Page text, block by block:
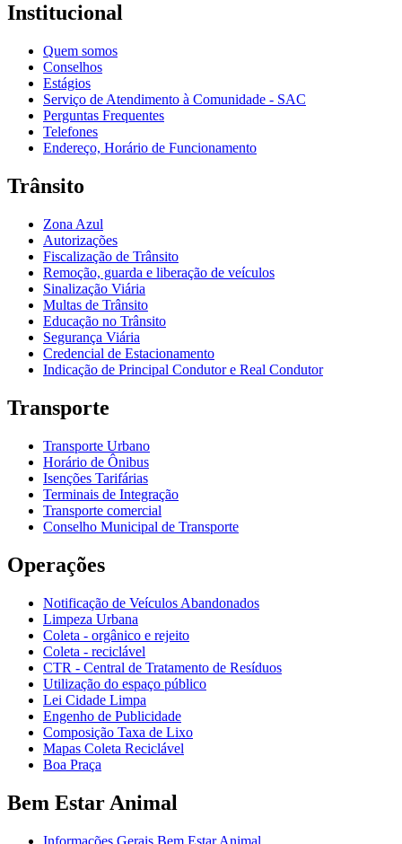
Institucional
Quem somos
Conselhos
Estágios
Serviço de Atendimento à Comunidade - SAC
Perguntas Frequentes
Telefones
Endereço, Horário de Funcionamento
Trânsito
Zona Azul
Autorizações
Fiscalização de Trânsito
Remoção, guarda e liberação de veículos
Sinalização Viária
Multas de Trânsito
Educação no Trânsito
Segurança Viária
Credencial de Estacionamento
Indicação de Principal Condutor e Real Condutor
Transporte
Transporte Urbano
Horário de Ônibus
Isenções Tarifárias
Terminais de Integração
Transporte comercial
Conselho Municipal de Transporte
Operações
Notificação de Veículos Abandonados
Limpeza Urbana
Coleta - orgânico e rejeito
Coleta - reciclável
CTR - Central de Tratamento de Resíduos
Utilização do espaço público
Lei Cidade Limpa
Engenho de Publicidade
Composição Taxa de Lixo
Mapas Coleta Reciclável
Boa Praça
Bem Estar Animal
Informações Gerais Bem Estar Animal